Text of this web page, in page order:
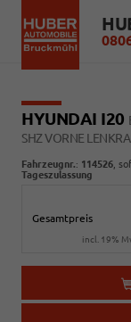
HYUNDAI I20
SHZ VORNE
Fahrzeugnr.: 114526
Tageszulassung
Gesamtpreis
incl. 19%